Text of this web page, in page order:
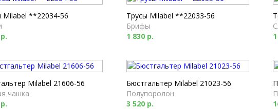
Milabel **22034-56
Трусы Milabel **22033-56
Брифы
1 830 р.
Milabel 21606-56
чашка
Бюстгальтер Milabel 21023-56
Полупоролон
3 520 р.